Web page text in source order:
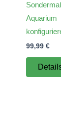
Aquarium
99,99 €